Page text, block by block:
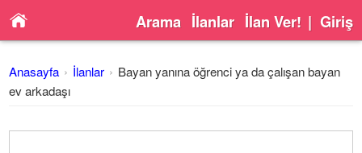
Arama İlanlar İlan Ver! | Giriş
Anasayfa İlanlar
Bayan yanına öğrenci ya da çalışan bayan
ev arkadaşı